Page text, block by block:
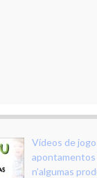
Vídeos de
n’algumas